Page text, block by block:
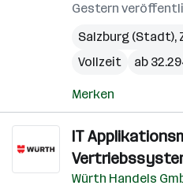
Gestern
Salzburg (Stadt),
Vollzeit
ab
Merken
IT
Würth Handels